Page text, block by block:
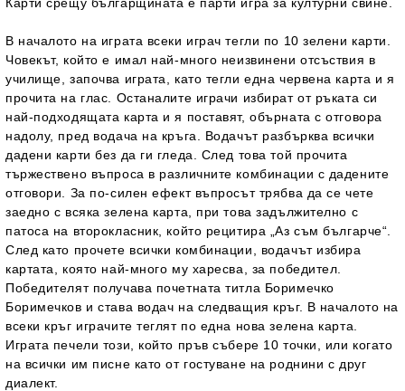
В началото на играта всеки играч тегли по 10 зелени карти.
Човекът, който е имал най-много неизвинени отсъствия в
училище, започва играта, като тегли една червена карта и я
прочита на глас. Останалите играчи избират от ръката си
най-подходящата карта и я поставят, обърната с отговора
надолу, пред водача на кръга. Водачът разбърква всички
дадени карти без да ги гледа. След това той прочита
тържествено въпроса в различните комбинации с дадените
отговори. За по-силен ефект въпросът трябва да се чете
заедно с всяка зелена карта, при това задължително с
патоса на второкласник, който рецитира „Аз съм българче“.
След като прочете всички комбинации, водачът избира
картата, която най-много му харесва, за победител.
Победителят получава почетната титла Боримечко
Боримечков и става водач на следващия кръг. В началото на
всеки кръг играчите теглят по една нова зелена карта.
Играта печели този, който пръв събере 10 точки, или когато
на всички им писне като от гостуване на роднини с друг
диалект.